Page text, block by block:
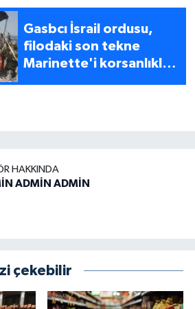
Gasbcı İsrail ordusu,
filodaki son tekne
Marinette'i korsanlıkla
HAKKINDA
ADMİN ADMİN
çekebilir